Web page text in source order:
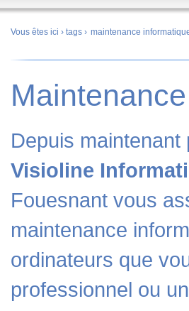
Vous êtes ici › tags › maintenance
Depuis maintenant
Visioline
Fouesnant vous
maintenance
ordinateurs que
professionnel ou